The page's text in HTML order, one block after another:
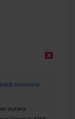
osnovne
autora